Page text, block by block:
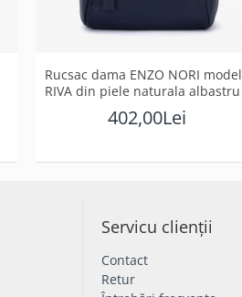
Rucsac dama ENZO NORI model
RIVA din piele naturala albastru
402,00Lei
Servicu clienții
Contact
Retur